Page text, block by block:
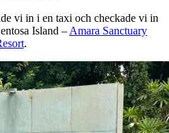
vi in i en taxi och checkade vi in
Island –Amara Sanctuary
.